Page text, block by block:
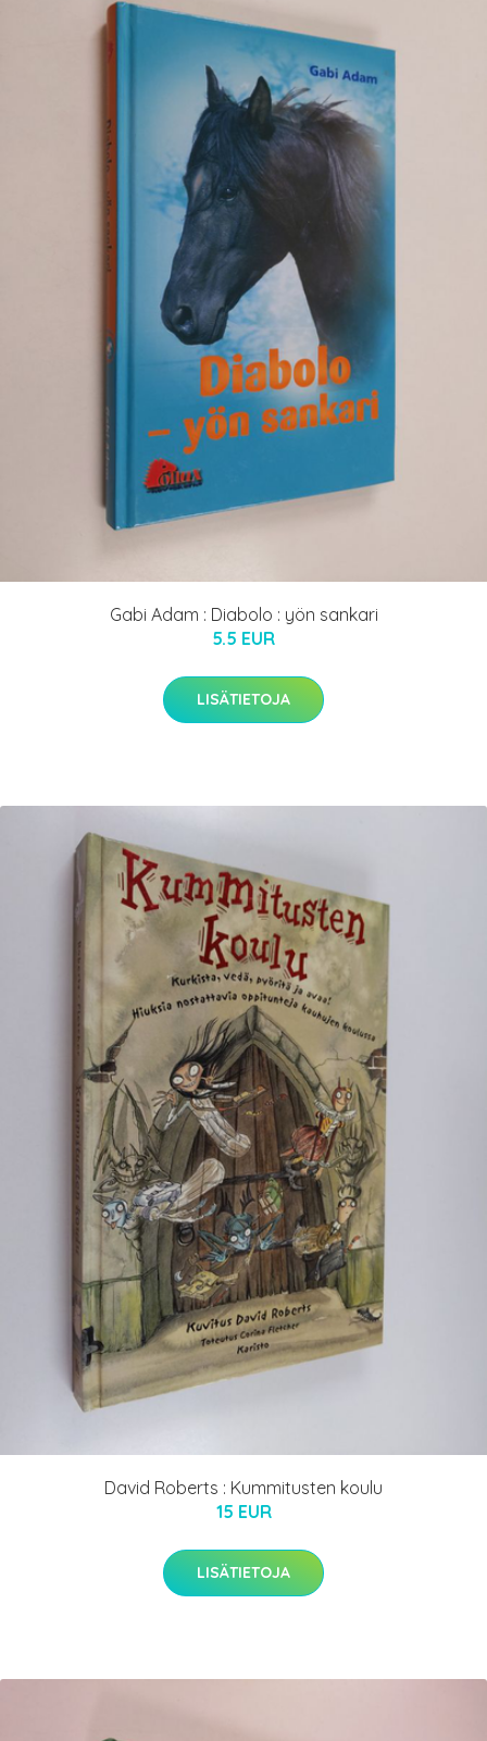
Gabi Adam : Diabolo : yön sankari
5.5 EUR
LISÄTIETOJA
David Roberts : Kummitusten koulu
15 EUR
LISÄTIETOJA